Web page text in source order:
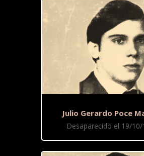
Julio Gerardo Poce
Desaparecido el 19/10/